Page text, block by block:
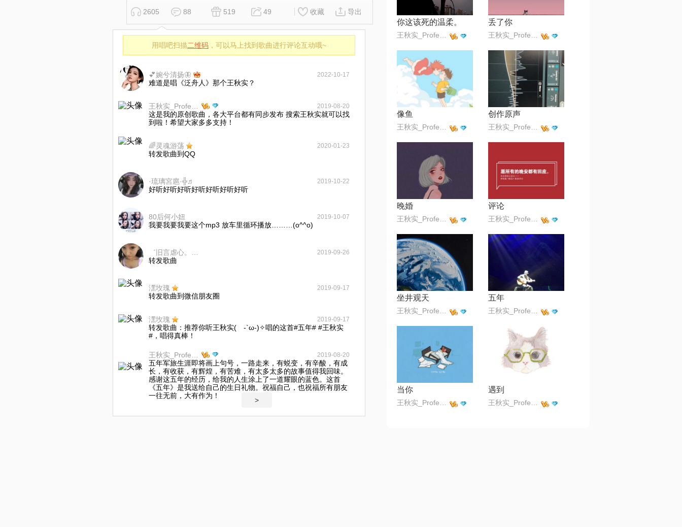
2605 88 519 49 收藏 导出
用唱吧扫描二维码 ，可以马上找到歌曲进行评论互动哦~
💕婉兮清扬🦋 2022-10-17
难道是唱《泛舟人》那个王秋实？
2019-08-20
这是我的原创歌曲，各大平台都有同步发布 搜索王秋实就可以找
到啦！希望大家多多支持！
🌈灵魂游荡 2020-01-23
转发歌曲到QQ
·琉璃宮扈·╬♬ 2019-10-22
好听好听好听好听好听好听好听
80后何小妞 2019-10-07
我要我要我要这个mp3 放车里循环播放………(o^^o)
2019-09-26
转发歌曲
潶坆瑰 2019-09-17
转发歌曲到微信朋友圈
潶坆瑰 2019-09-17
转发歌曲：推荐你听王秋实( -`ω-)✧唱的这首#五年# #王秋实
#，唱得真棒！
2019-08-20
五年军旅生涯即将画上句号，一路走来，有蜕变，有辛酸，有成
长，有收获，有辉煌，有苦难，有太多太多的故事值得我回味。
感谢这五年的经历，给我的人生涂上了一道耀眼的蓝色。这首
《五年》是我送给自己的生日礼物。祝福自己，也祝福所有朋友
一往无前，大有作为！
>
你这该死的温柔。 丢了你
像鱼 创作原声
晚婚 评论
坐井观天 五年
当你 遇到